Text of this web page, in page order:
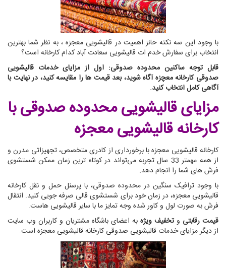
با وجود این سه نکته حائز اهمیت در قالیشویی معجزه ، به نظر شما بهترین
انتخاب برای سفارش خدم ات قالیشویی سعادت آباد کدام کارخانه است؟
قابل توجه ساکنین محدوده صدوقی: اول از مزایای خدمات قالیشویی
صدوقی کارخانه معچزه آگاه شوید، بعد قیمت ها را مقایسه کنید، در نهایت با
آگاهی کامل انتخاب کنید.
مزایای قالیشویی محدوده صدوقیبا
کارخانه قالیشویی معجزه
کارخانه قالیشویی معجزه با برخورداری از کادری متخصص، تجهیزاتی مدرن و
از همه مهمتر 33 سال تجربه می‌تواند در کوتاه ترین زمان ممکن شستشوی
فرش های شما را انجام دهد.
با وجود ترافیک سنگین در محدوده صدوقی، با پرسنل حمل و نقل کارخانه
قالیشویی معجزه، در زمان خود برای شستشوی قالی صرفه جویی کنید. انتقال
فرش به صورت لول و کاور شده وجه تمایز ما با سایر قالیشویی هاست.
قیمت رقابتی وتخفیف ویژه به اعضای باشگاه مشتریان و کاربران وب سایت
از دیگر مزایای خدمات قالیشویی صدوقی کارخانه قالیشویی معجزه است.